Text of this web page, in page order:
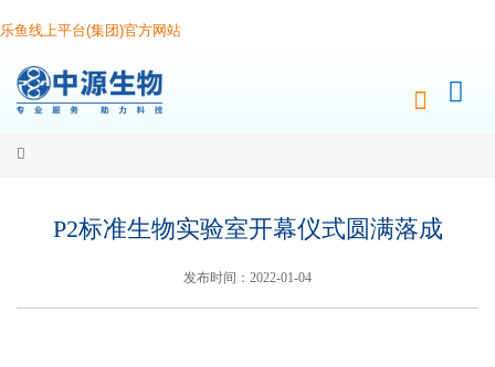
乐鱼线上平台(集团)官方网站
P2标准生物实验室开幕仪式圆满落成
发布时间：2022-01-04